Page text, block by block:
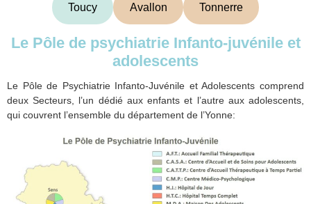
Toucy Avallon Tonnerre
Le Pôle de psychiatrie Infanto-juvénile et
adolescents
Le Pôle de Psychiatrie Infanto-Juvénile et Adolescents comprend
deux Secteurs, l’un dédié aux enfants et l’autre aux adolescents,
qui couvrent l’ensemble du département de l’Yonne: